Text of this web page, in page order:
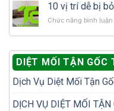
10 vị trí dễ bị
Chức năng bình luận
DIỆT MỐI TẬN GỐC
Dịch Vụ Diệt Mối Tận
DỊCH VỤ DIỆT MỐI TẬN